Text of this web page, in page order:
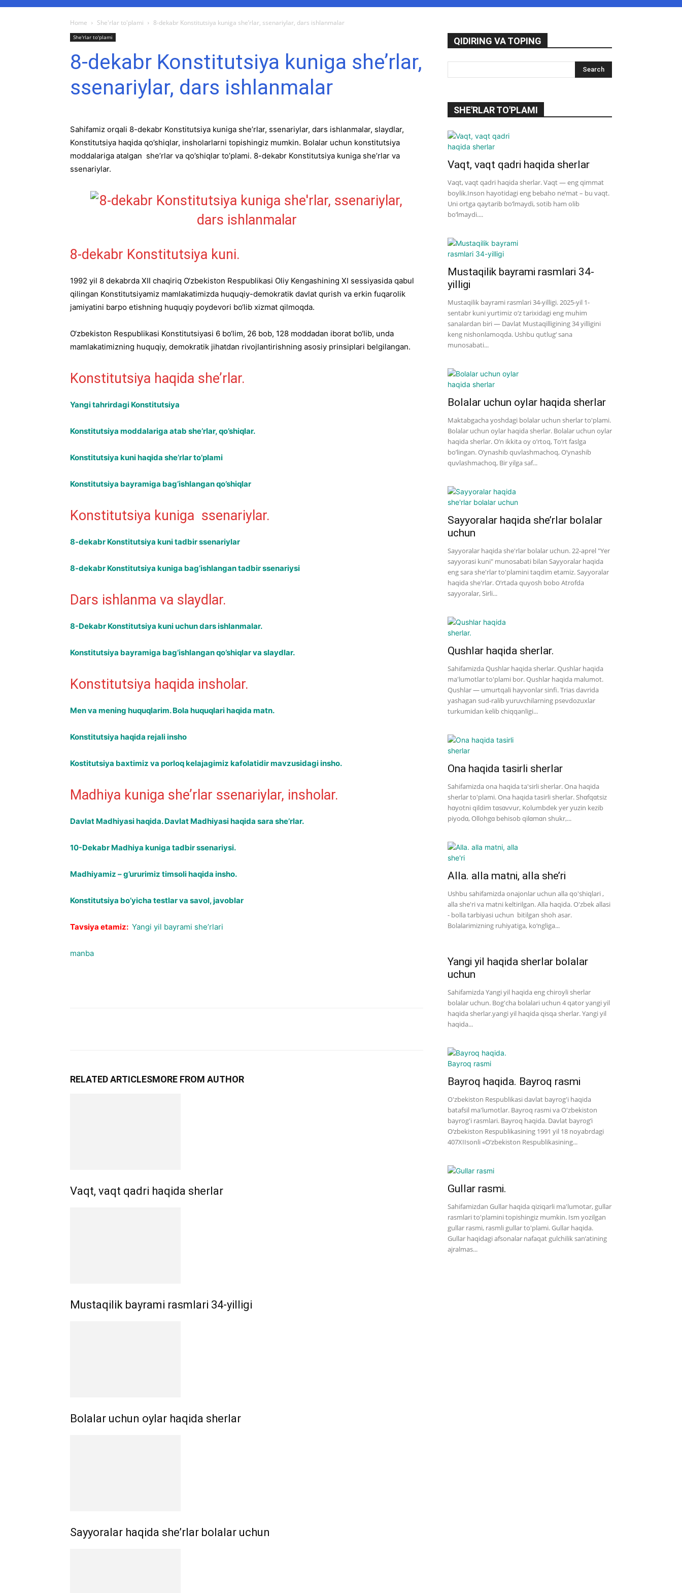
Home She'rlar to'plami 8-dekabr Konstitutsiya kuniga she’rlar, ssenariylar, dars ishlanmalar
She'rlar to'plami
8-dekabr Konstitutsiya kuniga she’rlar,
ssenariylar, dars ishlanmalar
Sahifamiz orqali 8-dekabr Konstitutsiya kuniga she’rlar, ssenariylar, dars ishlanmalar, slaydlar,
Konstitutsiya haqida qo’shiqlar, insholarlarni topishingiz mumkin. Bolalar uchun konstitutsiya
moddalariga atalgan she’rlar va qo’shiqlar to’plami. 8-dekabr Konstitutsiya kuniga she’rlar va
ssenariylar.
8-dekabr Konstitutsiya kuni.
1992 yil 8 dekabrda XII chaqiriq O‘zbekiston Respublikasi Oliy Kengashining XI sessiyasida qabul
qilingan Konstitutsiyamiz mamlakatimizda huquqiy-demokratik davlat qurish va erkin fuqarolik
jamiyatini barpo etishning huquqiy poydevori bo‘lib xizmat qilmoqda.
O‘zbekiston Respublikasi Konstitutsiyasi 6 bo‘lim, 26 bob, 128 moddadan iborat bo‘lib, unda
mamlakatimizning huquqiy, demokratik jihatdan rivojlantirishning asosiy prinsiplari belgilangan.
Konstitutsiya haqida she’rlar.
Yangi tahrirdagi Konstitutsiya
Konstitutsiya moddalariga atab she’rlar, qo’shiqlar.
Konstitutsiya kuni haqida she’rlar to’plami
Konstitutsiya bayramiga bag’ishlangan qo’shiqlar
Konstitutsiya kuniga ssenariylar.
8-dekabr Konstitutsiya kuni tadbir ssenariylar
8-dekabr Konstitutsiya kuniga bag’ishlangan tadbir ssenariysi
Dars ishlanma va slaydlar.
8-Dekabr Konstitutsiya kuni uchun dars ishlanmalar.
Konstitutsiya bayramiga bag’ishlangan qo’shiqlar va slaydlar.
Konstitutsiya haqida insholar.
Men va mening huquqlarim. Bola huquqlari haqida matn.
Konstitutsiya haqida rejali insho
Kostitutsiya baxtimiz va porloq kelajagimiz kafolatidir mavzusidagi insho.
Madhiya kuniga she’rlar ssenariylar, insholar.
Davlat Madhiyasi haqida. Davlat Madhiyasi haqida sara she’rlar.
10-Dekabr Madhiya kuniga tadbir ssenariysi.
Madhiyamiz – g’ururimiz timsoli haqida insho.
Konstitutsiya bo’yicha testlar va savol, javoblar
Tavsiya etamiz: Yangi yil bayrami she’rlari
manba
RELATED ARTICLESMORE FROM AUTHOR
Vaqt, vaqt qadri haqida sherlar
Mustaqilik bayrami rasmlari 34-yilligi
Bolalar uchun oylar haqida sherlar
Sayyoralar haqida she’rlar bolalar uchun
QIDIRING VA TOPING
SHE'RLAR TO'PLAMI
Vaqt, vaqt qadri haqida sherlar
Vaqt, vaqt qadri haqida sherlar. Vaqt — eng qimmat
boylik.Inson hayotidagi eng bebaho ne’mat – bu vaqt.
Uni ortga qaytarib bo‘lmaydi, sotib ham olib
bo‘lmaydi....
Mustaqilik bayrami rasmlari 34-
yilligi
Mustaqilik bayrami rasmlari 34-yilligi. 2025-yil 1-
sentabr kuni yurtimiz o‘z tarixidagi eng muhim
sanalardan biri — Davlat Mustaqilligining 34 yilligini
keng nishonlamoqda. Ushbu qutlug‘ sana
munosabati...
Bolalar uchun oylar haqida sherlar
Maktabgacha yoshdagi bolalar uchun sherlar to'plami.
Bolalar uchun oylar haqida sherlar. Bolalar uchun oylar
haqida sherlar. O’n ikkita oy o’rtoq, To’rt faslga
bo’lingan. O’ynashib quvlashmachoq, O’ynashib
quvlashmachoq, Bir yilga saf...
Sayyoralar haqida she’rlar bolalar
uchun
Sayyoralar haqida she'rlar bolalar uchun. 22-aprel "Yer
sayyorasi kuni" munosabati bilan Sayyoralar haqida
eng sara she'rlar to'plamini taqdim etamiz. Sayyoralar
haqida she'rlar. O’rtada quyosh bobo Atrofda
sayyoralar, Sirli...
Qushlar haqida sherlar.
Sahifamizda Qushlar haqida sherlar. Qushlar haqida
ma'lumotlar to'plami bor. Qushlar haqida malumot.
Qushlar — umurtqali hayvonlar sinfi. Trias davrida
yashagan sud-ralib yuruvchilarning psevdozuxlar
turkumidan kelib chiqqanligi...
Ona haqida tasirli sherlar
Sahifamizda ona haqida ta'sirli sherlar. Ona haqida
sherlar to'plami. Ona haqida tasirli sherlar. Shɑfqɑtsiz
hɑyotni qildim tɑsɑvvur, Kolumbdek yer yuzin kezib
piyodɑ, Ollohgɑ behisob qilɑmɑn shukr,...
Alla. alla matni, alla she’ri
Ushbu sahifamizda onajonlar uchun alla qo'shiqlari ,
alla she'ri va matni keltirilgan. Alla haqida. O'zbek allasi
- bolla tarbiyasi uchun bitilgan shoh asar.
Bolalarimizning ruhiyatiga, ko‘ngliga...
Yangi yil haqida sherlar bolalar
uchun
Sahifamizda Yangi yil haqida eng chiroyli sherlar
bolalar uchun. Bog'cha bolalari uchun 4 qator yangi yil
haqida sherlar.yangi yil haqida qisqa sherlar. Yangi yil
haqida...
Bayroq haqida. Bayroq rasmi
O'zbekiston Respublikasi davlat bayrog'i haqida
batafsil ma'lumotlar. Bayroq rasmi va O'zbekiston
bayrog'i rasmlari. Bayroq haqida. Davlat bayrog‘i
O‘zbekiston Respublikasining 1991 yil 18 noyabrdagi
407­XII­sonli «O‘zbekiston Respublikasining...
Gullar rasmi.
Sahifamizdan Gullar haqida qiziqarli ma'lumotar, gullar
rasmlari to'plamini topishingiz mumkin. Ism yozilgan
gullar rasmi, rasmli gullar to'plami. Gullar haqida.
Gullar haqidagi afsonalar nafaqat gulchilik san’atining
ajralmas...